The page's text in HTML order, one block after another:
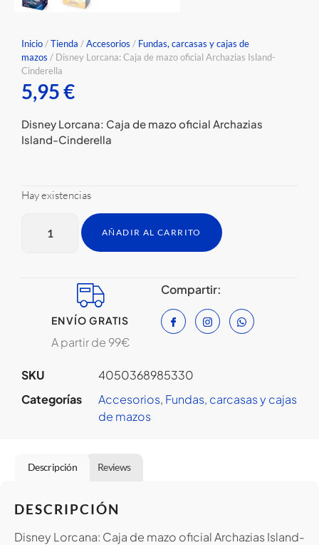
Inicio/Tienda /Accesorios / Fundas, carcasas y cajas de
mazos / Disney Lorcana: Caja de mazo oficial Archazias Island-
Cinderella
5,95€
Disney Lorcana: Caja de mazo oficial Archazias
Island-Cinderella
Hay existencias
AÑADIR AL CARRITO
ENVÍO GRATIS
A partir de 99€
Compartir:
SKU
4050368985330
Categorías
Accesorios, Fundas, carcasas y cajas
de mazos
Descripción Reviews
DESCRIPCIÓN
Disney Lorcana: Caja de mazo oficial Archazias Island-